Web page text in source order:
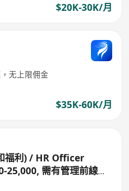
$20K-30K/月
无上限佣金
$35K-60K/月
福利) / HR Officer
25,000, 需有管理前線零
佣金處理經驗更好)